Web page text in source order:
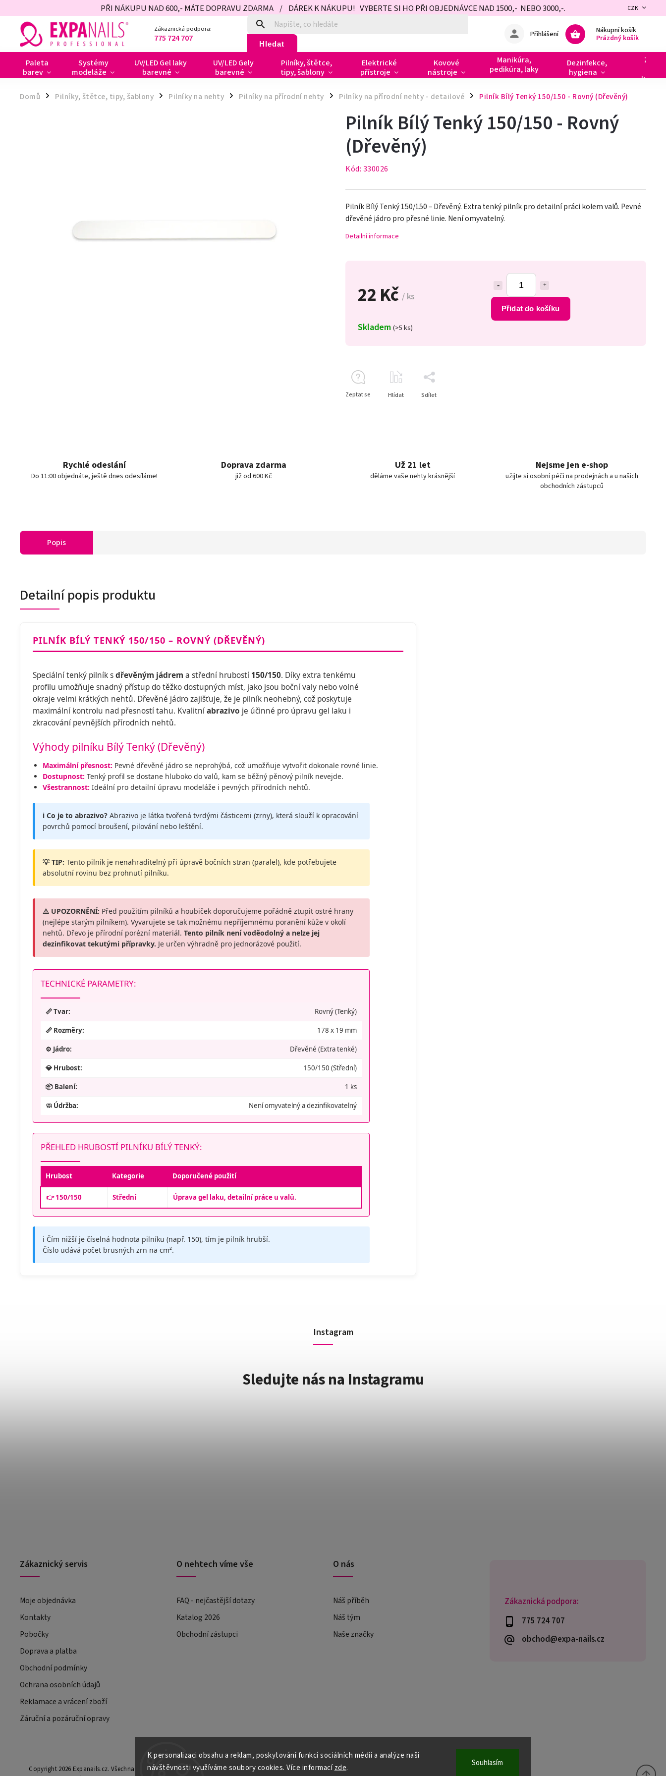
K personalizaci obsahu a reklam, poskytování funkcí sociálních médií a analýze naší
návštěvnosti využíváme soubory cookies. Více informacízde. Souhlasím
PŘI NÁKUPU NAD 600,- MÁTE DOPRAVU ZDARMA / DÁREK K NÁKUPU! VYBERTE SI HO PŘI OBJEDNÁVCE NAD 1500,- NEBO 3000,-. CZK
Zákaznická podpora:
775 724 707 Hledat
Nákupní košík
Prázdný košík
Přihlášení
Paleta
barev
Systémy
modeláže
UV/LED Gel laky
barevné
UV/LED Gely
barevné
Pilníky, štětce,
tipy, šablony
Elektrické
přístroje
Kovové
nástroje
Manikúra,
pedikúra, laky
Dezinfekce,
hygiena
Domů / Pilníky, štětce, tipy, šablony / Pilníky na nehty / Pilníky na přírodní nehty / Pilníky na přírodní nehty - detailové / Pilník Bílý Tenký 150/150 - Rovný (Dřevěný)
22 Kč/ ks
Přidat do košíku
Skladem (>5 ks)
Pilník Bílý Tenký 150/150 - Rovný
(Dřevěný)
Kód: 330026
Pilník Bílý Tenký 150/150 – Dřevěný. Extra tenký pilník pro detailní práci kolem valů. Pevné
dřevěné jádro pro přesné linie. Není omyvatelný.
Detailní informace
Zeptat se Hlídat Sdílet
Rychlé odeslání
Do 11:00 objednáte, ještě dnes odesíláme!
Doprava zdarma
již od 600 Kč
Už 21 let
děláme vaše nehty krásnější
Nejsme jen e-shop
užijte si osobní péči na prodejnách a u našich
obchodních zástupců
Popis
Detailní popis produktu
PILNÍK BÍLÝ TENKÝ 150/150 – ROVNÝ (DŘEVĚNÝ)
Speciální tenký pilník sdřevěným jádrem a střední hrubostí 150/150. Díky extra tenkému
profilu umožňuje snadný přístup do těžko dostupných míst, jako jsou boční valy nebo volné
okraje velmi krátkých nehtů. Dřevěné jádro zajišťuje, že je pilník neohebný, což poskytuje
maximální kontrolu nad přesností tahu. Kvalitníabrazivo je účinné pro úpravu gel laku i
zkracování pevnějších přírodních nehtů.
Výhody pilníku Bílý Tenký (Dřevěný)
Maximální přesnost: Pevné dřevěné jádro se neprohýbá, což umožňuje vytvořit dokonale rovné linie.
Dostupnost: Tenký profil se dostane hluboko do valů, kam se běžný pěnový pilník nevejde.
Všestrannost: Ideální pro detailní úpravu modeláže i pevných přírodních nehtů.
ℹ️ Co je to abrazivo? Abrazivo je látka tvořená tvrdými částicemi (zrny), která slouží k opracování
povrchů pomocí broušení, pilování nebo leštění.
💡 TIP: Tento pilník je nenahraditelný při úpravě bočních stran (paralel), kde potřebujete
absolutní rovinu bez prohnutí pilníku.
⚠️ UPOZORNĚNÍ: Před použitím pilníků a houbiček doporučujeme pořádně ztupit ostré hrany
(nejlépe starým pilníkem). Vyvarujete se tak možnému nepříjemnému poranění kůže v okolí
nehtů. Dřevo je přírodní porézní materiál. Tento pilník není voděodolný a nelze jej
dezinfikovat tekutými přípravky. Je určen výhradně pro jednorázové použití.
TECHNICKÉ PARAMETRY:
📏 Tvar: Rovný (Tenký)
📏 Rozměry: 178 x 19 mm
⚙️ Jádro: Dřevěné (Extra tenké)
💎 Hrubost: 150/150 (Střední)
📦 Balení: 1 ks
🧼 Údržba: Není omyvatelný a dezinfikovatelný
PŘEHLED HRUBOSTÍ PILNÍKU BÍLÝ TENKÝ:
Hrubost Kategorie Doporučené použití
👉 150/150 Střední Úprava gel laku, detailní práce u valů.
ℹ️ Čím nižší je číselná hodnota pilníku (např. 150), tím je pilník hrubší.
Číslo udává počet brusných zrn na cm².
Zákaznická podpora:
775 724 707
obchod@expa-nails.cz
Instagram
Sledujte nás na Instagramu
Zákaznický servis
Moje objednávka
Kontakty
Pobočky
Doprava a platba
Obchodní podmínky
Ochrana osobních údajů
Reklamace a vrácení zboží
Záruční a pozáruční opravy
O nehtech víme vše
FAQ - nejčastější dotazy
Katalog 2026
Obchodní zástupci
O nás
Náš příběh
Náš tým
Naše značky
Copyright 2026 Expanails.cz. Všechna práva vyhrazena.